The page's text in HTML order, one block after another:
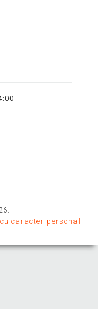
caracter personal